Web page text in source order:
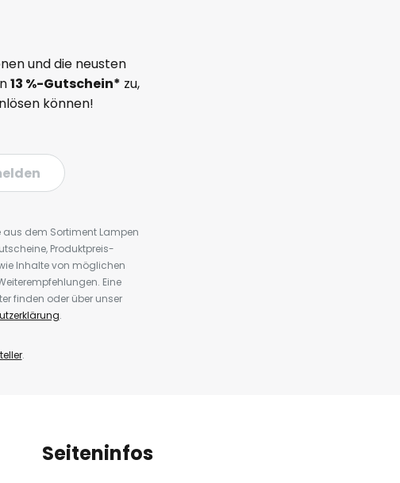
und die neusten
13 %-Gutschein* zu,
können!
aus dem Sortiment Lampen
Produktpreis-
Inhalte von möglichen
Eine
finden oder über unser
.
.
Seiteninfos